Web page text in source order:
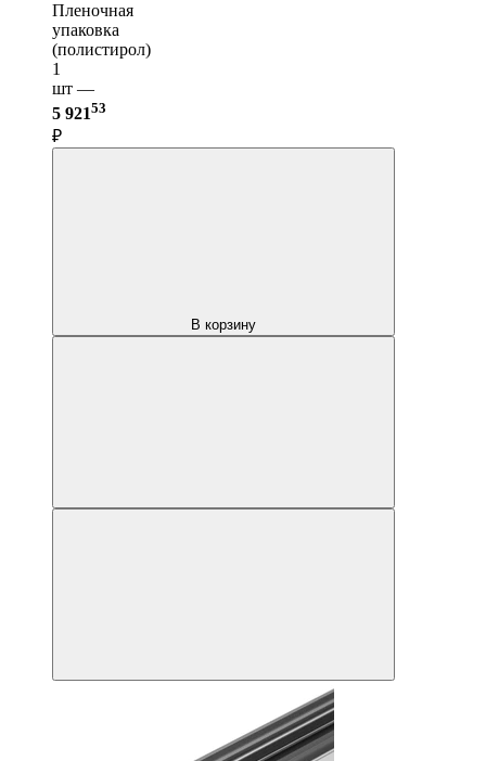
Пленочная
упаковка
(полистирол)
1
шт —
5 92153
₽
В корзину